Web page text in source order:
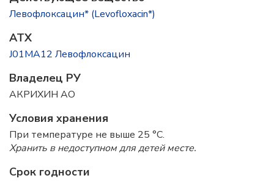
Левофлоксацин* (Levofloxacin*)
ATX
J01MA12 Левофлоксацин
Владелец РУ
АКРИХИН АО
Условия хранения
При температуре не выше 25 °C.
Хранить в недоступном для детей месте.
Срок годности